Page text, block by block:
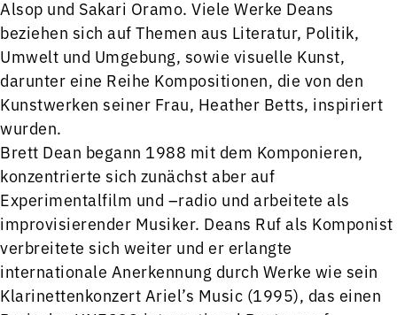
Alsop und Sakari Oramo. Viele Werke Deans
beziehen sich auf Themen aus Literatur, Politik,
Umwelt und Umgebung, sowie visuelle Kunst,
darunter eine Reihe Kompositionen, die von den
Kunstwerken seiner Frau, Heather Betts, inspiriert
wurden.
Brett Dean begann 1988 mit dem Komponieren,
konzentrierte sich zunächst aber auf
Experimentalfilm und –radio und arbeitete als
improvisierender Musiker. Deans Ruf als Komponist
verbreitete sich weiter und er erlangte
internationale Anerkennung durch Werke wie sein
Klarinettenkonzert Ariel’s Music (1995), das einen